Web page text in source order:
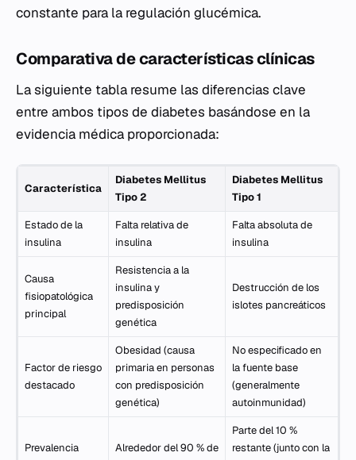
constante para la regulación glucémica.
Comparativa de características clínicas
La siguiente tabla resume las diferencias clave
entre ambos tipos de diabetes basándose en la
evidencia médica proporcionada:
Característica
Diabetes Mellitus
Tipo 2
Diabetes Mellitus
Tipo 1
Estado de la
insulina
Falta relativa de
insulina
Falta absoluta de
insulina
Causa
fisiopatológica
principal
Resistencia a la
insulina y
predisposición
genética
Destrucción de los
islotes pancreáticos
Factor de riesgo
destacado
Obesidad (causa
primaria en personas
con predisposición
genética)
No especificado en
la fuente base
(generalmente
autoinmunidad)
Prevalencia
Alrededor del 90 % de
Parte del 10 %
restante (junto con la